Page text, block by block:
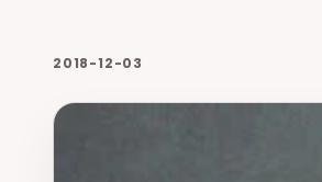
2018-12-03